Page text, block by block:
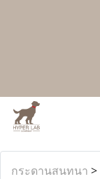
กระดานสนทนา >